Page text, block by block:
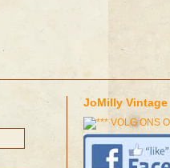
JoMilly Vintage